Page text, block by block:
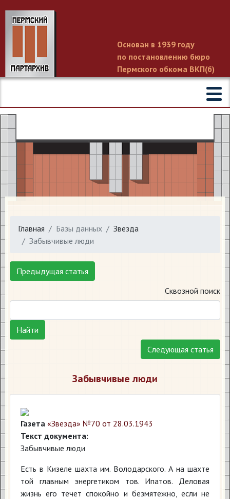
Основан в 1939 году
по постановлению бюро
Пермского обкома ВКП(б)
Главная Базы данных
Звезда
Забывчивые люди
Предыдущая статья
Сквозной поиск
Найти
Следующая статья
Забывчивые люди
Газета «Звезда» №70 от 28.03.1943
Текст документа:
Забывчивые люди
Есть в Кизеле шахта им. Володарского. А на шахте
той главным энергетиком тов. Ипатов. Деловая
жизнь его течет спокойно и безмятежно, если не